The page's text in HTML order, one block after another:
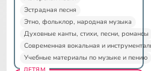
Эстрадная песня
Этно, фольклор, народная музыка
Духовные канты, стихи, песни, романсы
Современная вокальная и
Учебные материалы по музыке и пению